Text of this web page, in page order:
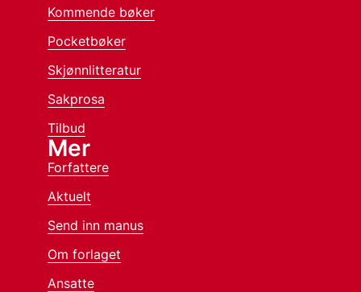
Kommende bøker
Pocketbøker
Skjønnlitteratur
Sakprosa
Tilbud
Mer
Forfattere
Aktuelt
Send inn manus
Om forlaget
Ansatte